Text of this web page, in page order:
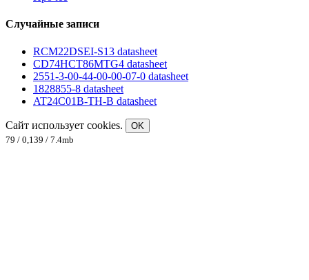
Случайные записи
RCM22DSEI-S13 datasheet
CD74HCT86MTG4 datasheet
2551-3-00-44-00-00-07-0 datasheet
1828855-8 datasheet
AT24C01B-TH-B datasheet
Сайт использует cookies.
OK
79 / 0,139 / 7.4mb